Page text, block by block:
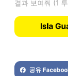
결과 보여줘 (1
Isla
공유